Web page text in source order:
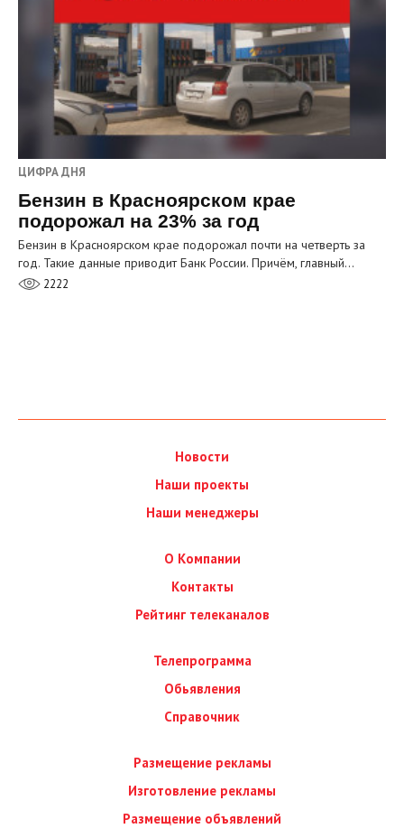
ЦИФРА ДНЯ
Бензин в Красноярском крае
подорожал на 23% за год
Бензин в Красноярском крае подорожал почти на четверть за
год. Такие данные приводит Банк России. Причём, главный…
2222
Новости
Наши проекты
Наши менеджеры
О Компании
Контакты
Рейтинг телеканалов
Телепрограмма
Обьявления
Справочник
Размещение рекламы
Изготовление рекламы
Размещение объявлений